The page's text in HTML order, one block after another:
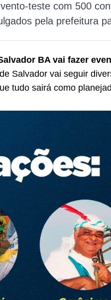
teste com 500
pela prefeitura
BA vai fazer
Salvador vai seguir
tudo sairá como